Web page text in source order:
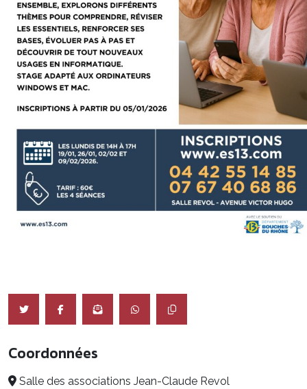
Coordonnées
Salle des associations Jean-Claude Revol